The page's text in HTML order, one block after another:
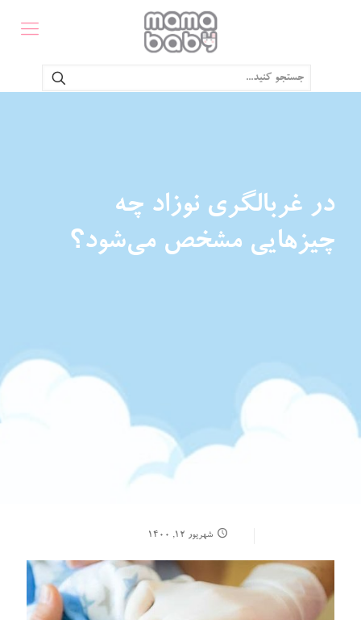
در غربالگری نوزاد چه
چیزهایی مشخص می‌شود؟
شهریور ۱۲, ۱۴۰۰